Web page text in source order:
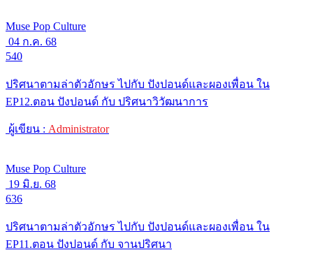
Muse Pop Culture
04 ก.ค. 68
540
ปริศนาตามล่าตัวอักษร ไปกับ ปังปอนด์และผองเพื่อน ใน
EP12.ตอน ปังปอนด์ กับ ปริศนาวิวัฒนาการ
ผู้เขียน : Administrator
Muse Pop Culture
19 มิ.ย. 68
636
ปริศนาตามล่าตัวอักษร ไปกับ ปังปอนด์และผองเพื่อน ใน
EP11.ตอน ปังปอนด์ กับ จานปริศนา